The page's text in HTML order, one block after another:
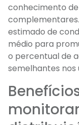
conhecimento
estimado de
médio para
o percentual de
semelhantes nos